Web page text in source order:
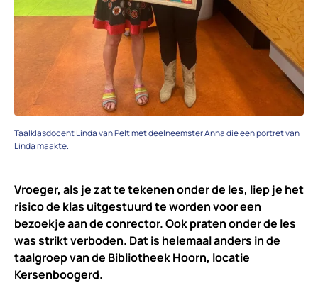
Taalklasdocent Linda van Pelt met deelneemster Anna die een portret van
Linda maakte.
Vroeger, als je zat te tekenen onder de les, liep je het
risico de klas uitgestuurd te worden voor een
bezoekje aan de conrector. Ook praten onder de les
was strikt verboden. Dat is helemaal anders in de
taalgroep van de Bibliotheek Hoorn, locatie
Kersenboogerd.